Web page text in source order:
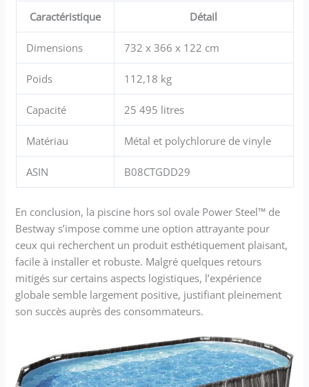
Caractéristique Détail
Dimensions 732 x 366 x 122 cm
Poids 112,18 kg
Capacité 25 495 litres
Matériau Métal et polychlorure de vinyle
ASIN B08CTGDD29
En conclusion, la piscine hors sol ovale Power Steel™ de
Bestway s’impose comme une option attrayante pour
ceux qui recherchent un produit esthétiquement plaisant,
facile à installer et robuste. Malgré quelques retours
mitigés sur certains aspects logistiques, l’expérience
globale semble largement positive, justifiant pleinement
son succès auprès des consommateurs.